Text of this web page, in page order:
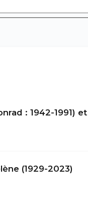
: 1942-1991)
(1929-2023)